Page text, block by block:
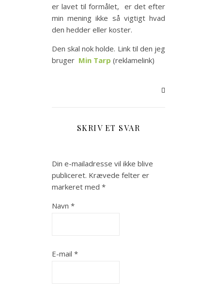
er lavet til formålet, er det efter
min mening ikke så vigtigt hvad
den hedder eller koster.
Den skal nok holde. Link til den jeg
bruger Min Tarp (reklamelink)
SKRIV ET SVAR
Din e-mailadresse vil ikke blive
publiceret. Krævede felter er
markeret med *
Navn *
E-mail *